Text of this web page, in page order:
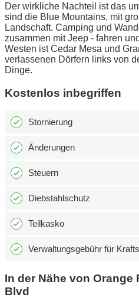
Der wirkliche Nachteil ist das
sind die Blue Mountains, mit
Landschaft. Camping und
zusammen mit Jeep - fahren
Westen ist Cedar Mesa und
verlassenen Dörfern links von
Dinge.
Kostenlos inbegriffen
Stornierung
Änderungen
Steuern
Diebstahlschutz
Teilkasko
Verwaltungsgebühr für
In der Nähe von Orange
Blvd